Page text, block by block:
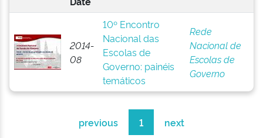
2014-
08
10º Encontro
Nacional das
Escolas de
Governo: painéis
temáticos
Rede
Nacional de
Escolas de
Governo
previous 1 next